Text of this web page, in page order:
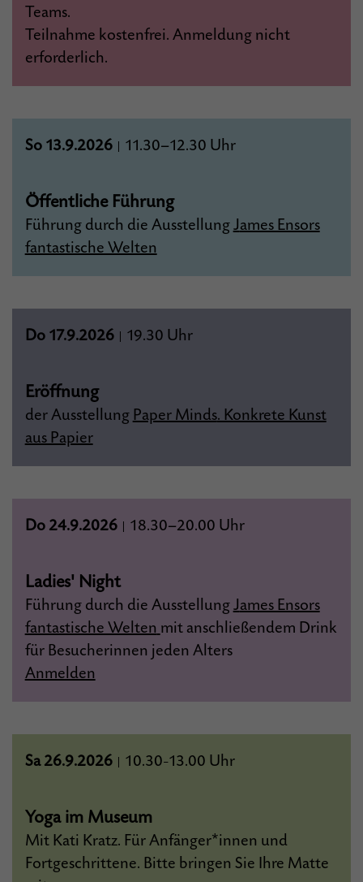
Teams.
Teilnahme kostenfrei. Anmeldung nicht
erforderlich.
So 13.9.2026 11.30–12.30 Uhr
Öffentliche Führung
Führung durch die AusstellungJames Ensors
fantastische Welten
Do 17.9.2026 19.30 Uhr
Eröffnung
der Ausstellung Paper Minds. Konkrete Kunst
aus Papier
Do 24.9.2026 18.30–20.00 Uhr
Ladies' Night
Führung durch die AusstellungJames Ensors
fantastische Welten mit anschließendem Drink
für Besucherinnen jeden Alters
Anmelden
Sa 26.9.2026 10.30–13.00 Uhr
Yoga im Museum
Mit Kati Kratz. Für Anfänger*innen und
Fortgeschrittene. Bitte bringen Sie Ihre Matte